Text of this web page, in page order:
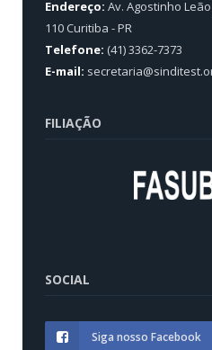
Endereço: Av. Agostinho
110 Curitiba - PR
Telefone: (41) 3362-7373
E-mail:
FILIAÇÃO
SOCIAL
Siga nosso Facebook